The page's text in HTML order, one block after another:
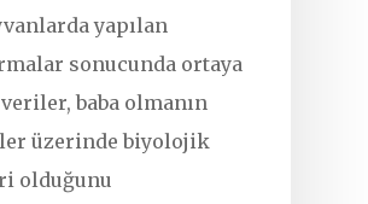
yapılan
sonucunda ortaya
baba olmanın
üzerinde biyolojik
olduğunu